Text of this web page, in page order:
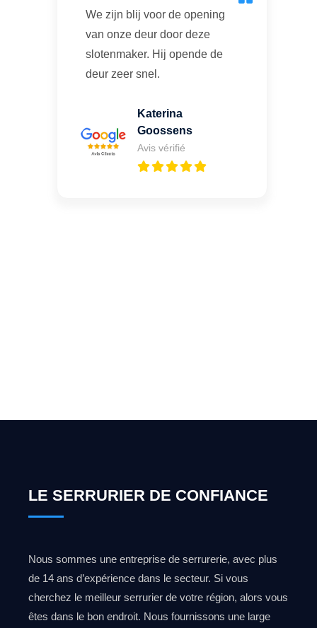
We zijn blij voor de opening
van onze deur door deze
slotenmaker. Hij opende de
deur zeer snel.
Katerina
Goossens
Avis vérifié
LE SERRURIER DE CONFIANCE
Nous sommes une entreprise de serrurerie, avec plus
de 14 ans d’expérience dans le secteur. Si vous
cherchez le meilleur serrurier de votre région, alors vous
êtes dans le bon endroit. Nous fournissons une large